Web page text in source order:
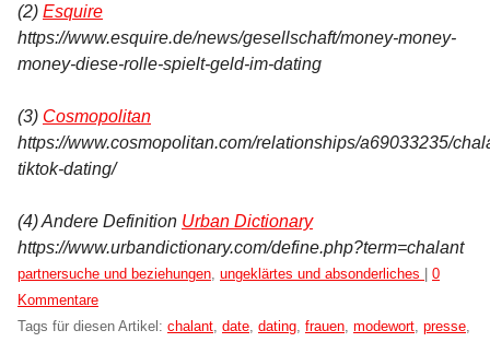
(2) Esquire
https://www.esquire.de/news/gesellschaft/money-money-
money-diese-rolle-spielt-geld-im-dating
(3) Cosmopolitan
https://www.cosmopolitan.com/relationships/a69033235/
tiktok-dating/
(4) Andere Definition Urban Dictionary
https://www.urbandictionary.com/define.php?term=chalant
Kategorien:
partnersuche und beziehungen ungeklärtes und absonderliches | 0
Kommentare
Tags für diesen Artikel: chalant date dating frauen modewort presse